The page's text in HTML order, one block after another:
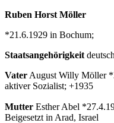
Ruben
Ruben Horst Möller
*21.6.1929 in Bochum;
Staatsangehörigkeit deutsch
Vater August Willy Möller
aktiver Sozialist; +1935
Mutter Esther Abel
Beigesetzt in Arad, Israel